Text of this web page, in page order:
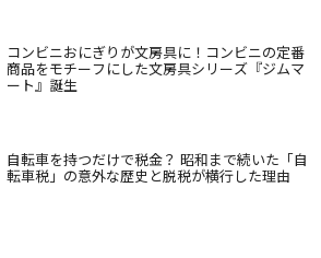
コンビニおにぎりが文房具に！コンビニの定番
商品をモチーフにした文房具シリーズ『ジムマ
ート』誕生
自転車を持つだけで税金？ 昭和まで続いた「自
転車税」の意外な歴史と脱税が横行した理由